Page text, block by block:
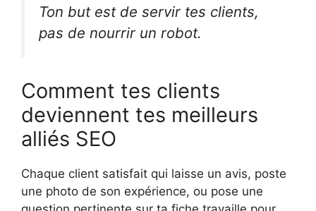
Ton but est de servir tes clients,
pas de nourrir un robot.
Comment tes clients
deviennent tes meilleurs
alliés SEO
Chaque client satisfait qui laisse un avis, poste
une photo de son expérience, ou pose une